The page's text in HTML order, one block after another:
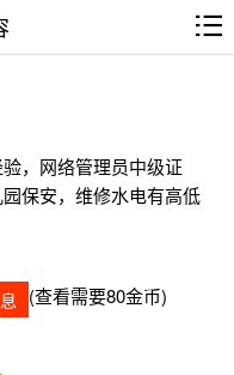
，网络管理员中级证
保安，维修水电有高低
(查看需要80金币)